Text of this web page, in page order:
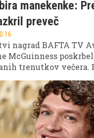
manekenke:
preveč
nagrad BAFTA TV
McGuinness
trenutkov večera.
in televizijska
ki je zaradi izjemno
več pozornosti